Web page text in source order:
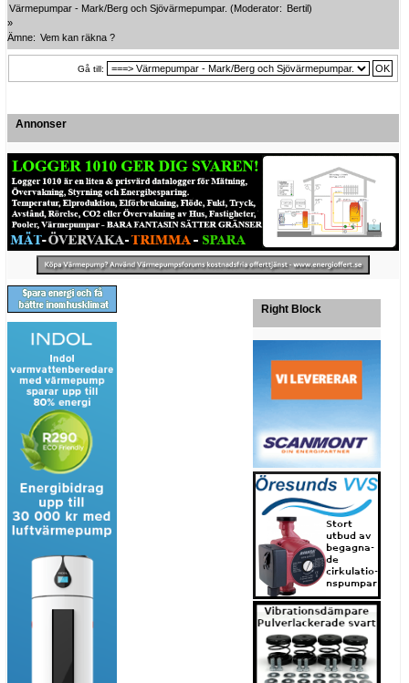
Värmepumpar - Mark/Berg och Sjövärmepumpar. (Moderator: Bertil)
»
Ämne: Vem kan räkna ?
Gå till:
Annonser
Right Block